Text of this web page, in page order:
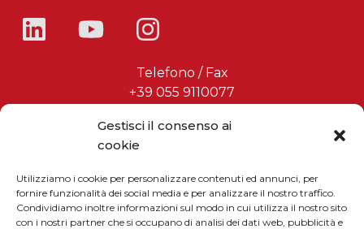
Gestisci il consenso ai
cookie
Utilizziamo i cookie per personalizzare contenuti ed annunci, per
fornire funzionalità dei social media e per analizzare il nostro traffico.
Condividiamo inoltre informazioni sul modo in cui utilizza il nostro sito
con i nostri partner che si occupano di analisi dei dati web, pubblicità e
Telefono / Fax
+39 055 9110077
sales@solarmg.it
support@solarmg.it